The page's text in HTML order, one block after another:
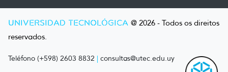
UNIVERSIDAD TECNOLÓGICA @ 2026 - Todos os direitos
reservados.
Teléfono (+598) 2603 8832 | consultas@utec.edu.uy